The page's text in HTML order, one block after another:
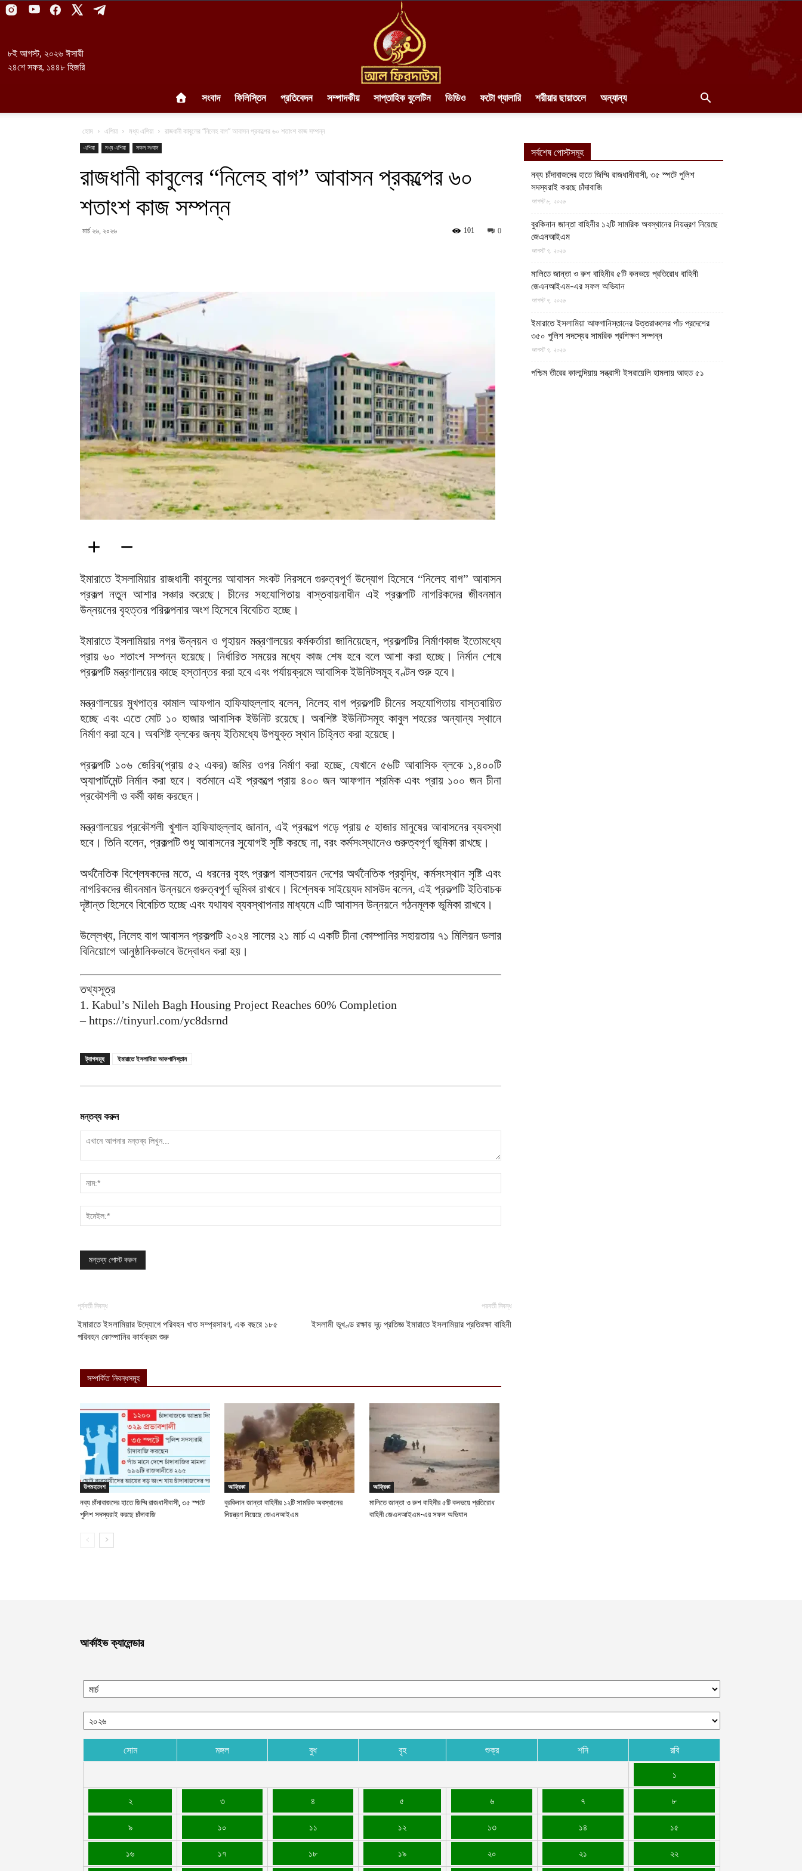
৮ই আগস্ট, ২০২৬ ঈসায়ী
২৪শে সফর, ১৪৪৮ হিজরি
সংবাদ ফিলিস্তিন প্রতিবেদন সম্পাদকীয় সাপ্তাহিক বুলেটিন ভিডিও ফটো গ্যালারি শরীয়ার ছায়াতলে অন্যান্য
হোম এশিয়া মধ্য এশিয়া রাজধানী কাবুলের “নিলেহ বাগ” আবাসন প্রকল্পের ৬০ শতাংশ কাজ সম্পন্ন
এশিয়া মধ্য এশিয়া সকল সংবাদ
রাজধানী কাবুলের “নিলেহ বাগ” আবাসন প্রকল্পের ৬০
শতাংশ কাজ সম্পন্ন
মার্চ ২৬, ২০২৬ 0
101
ইমারাতে ইসলামিয়ার রাজধানী কাবুলের আবাসন সংকট নিরসনে গুরুত্বপূর্ণ উদ্যোগ হিসেবে “নিলেহ বাগ” আবাসন
প্রকল্প নতুন আশার সঞ্চার করেছে। চীনের সহযোগিতায় বাস্তবায়নাধীন এই প্রকল্পটি নাগরিকদের জীবনমান
উন্নয়নের বৃহত্তর পরিকল্পনার অংশ হিসেবে বিবেচিত হচ্ছে।
ইমারাতে ইসলামিয়ার নগর উন্নয়ন ও গৃহায়ন মন্ত্রণালয়ের কর্মকর্তারা জানিয়েছেন, প্রকল্পটির নির্মাণকাজ ইতোমধ্যে
প্রায় ৬০ শতাংশ সম্পন্ন হয়েছে। নির্ধারিত সময়ের মধ্যে কাজ শেষ হবে বলে আশা করা হচ্ছে। নির্মান শেষে
প্রকল্পটি মন্ত্রণালয়ের কাছে হস্তান্তর করা হবে এবং পর্যায়ক্রমে আবাসিক ইউনিটসমূহ বণ্টন শুরু হবে।
মন্ত্রণালয়ের মুখপাত্র কামাল আফগান হাফিযাহুল্লাহ বলেন, নিলেহ বাগ প্রকল্পটি চীনের সহযোগিতায় বাস্তবায়িত
হচ্ছে এবং এতে মোট ১০ হাজার আবাসিক ইউনিট রয়েছে। অবশিষ্ট ইউনিটসমূহ কাবুল শহরের অন্যান্য স্থানে
নির্মাণ করা হবে। অবশিষ্ট ব্লকের জন্য ইতিমধ্যে উপযুক্ত স্থান চিহ্নিত করা হয়েছে।
প্রকল্পটি ১০৬ জেরিব(প্রায় ৫২ একর) জমির ওপর নির্মাণ করা হচ্ছে, যেখানে ৫৬টি আবাসিক ব্লকে ১,৪০০টি
অ্যাপার্টমেন্ট নির্মান করা হবে। বর্তমানে এই প্রকল্পে প্রায় ৪০০ জন আফগান শ্রমিক এবং প্রায় ১০০ জন চীনা
প্রকৌশলী ও কর্মী কাজ করছেন।
মন্ত্রণালয়ের প্রকৌশলী খুশাল হাফিযাহুল্লাহ জানান, এই প্রকল্পে গড়ে প্রায় ৫ হাজার মানুষের আবাসনের ব্যবস্থা
হবে। তিনি বলেন, প্রকল্পটি শুধু আবাসনের সুযোগই সৃষ্টি করছে না, বরং কর্মসংস্থানেও গুরুত্বপূর্ণ ভূমিকা রাখছে।
অর্থনৈতিক বিশ্লেষকদের মতে, এ ধরনের বৃহৎ প্রকল্প বাস্তবায়ন দেশের অর্থনৈতিক প্রবৃদ্ধি, কর্মসংস্থান সৃষ্টি এবং
নাগরিকদের জীবনমান উন্নয়নে গুরুত্বপূর্ণ ভূমিকা রাখবে। বিশ্লেষক সাইয়্যেদ মাসউদ বলেন, এই প্রকল্পটি ইতিবাচক
দৃষ্টান্ত হিসেবে বিবেচিত হচ্ছে এবং যথাযথ ব্যবস্থাপনার মাধ্যমে এটি আবাসন উন্নয়নে গঠনমূলক ভূমিকা রাখবে।
উল্লেখ্য, নিলেহ বাগ আবাসন প্রকল্পটি ২০২৪ সালের ২১ মার্চ এ একটি চীনা কোম্পানির সহায়তায় ৭১ মিলিয়ন ডলার
বিনিয়োগে আনুষ্ঠানিকভাবে উদ্বোধন করা হয়।
তথ্যসূত্র
1. Kabul’s Nileh Bagh Housing Project Reaches 60% Completion
– https://tinyurl.com/yc8dsrnd
ট্যাগসমূহ ইমারাতে ইসলামিয়া আফগানিস্তান
মন্তব্য করুন
পূর্ববর্তী নিবন্ধ
ইমারাতে ইসলামিয়ার উদ্যোগে পরিবহন খাত সম্প্রসারণ, এক বছরে ১৮৫
পরিবহন কোম্পানির কার্যক্রম শুরু
পরবর্তী নিবন্ধ
ইসলামী ভূখণ্ড রক্ষায় দৃঢ় প্রতিজ্ঞ ইমারাতে ইসলামিয়ার প্রতিরক্ষা বাহিনী
সম্পর্কিত নিবন্ধসমূহ
উপমহাদেশ
নব্য চাঁদাবাজদের হাতে জিম্মি রাজধানীবাসী, ৩৫ স্পটে
পুলিশ সদস্যরাই করছে চাঁদাবাজি
আফ্রিকা
বুরকিনান জান্তা বাহিনীর ১২টি সামরিক অবস্থানের
নিয়ন্ত্রণ নিয়েছে জেএনআইএম
আফ্রিকা
মালিতে জান্তা ও রুশ বাহিনীর ৫টি কনভয়ে প্রতিরোধ
বাহিনী জেএনআইএম-এর সফল অভিযান
সর্বশেষ পোস্টসমূহ
নব্য চাঁদাবাজদের হাতে জিম্মি রাজধানীবাসী, ৩৫ স্পটে পুলিশ
সদস্যরাই করছে চাঁদাবাজি
আগস্ট ৮, ২০২৬
বুরকিনান জান্তা বাহিনীর ১২টি সামরিক অবস্থানের নিয়ন্ত্রণ নিয়েছে
জেএনআইএম
আগস্ট ৭, ২০২৬
মালিতে জান্তা ও রুশ বাহিনীর ৫টি কনভয়ে প্রতিরোধ বাহিনী
জেএনআইএম-এর সফল অভিযান
আগস্ট ৭, ২০২৬
ইমারাতে ইসলামিয়া আফগানিস্তানের উত্তরাঞ্চলের পাঁচ প্রদেশের
৩৫০ পুলিশ সদস্যের সামরিক প্রশিক্ষণ সম্পন্ন
আগস্ট ৭, ২০২৬
পশ্চিম তীরের কালান্দিয়ায় সন্ত্রাসী ইসরায়েলি হামলায় আহত ৫১
আর্কাইভ ক্যালেন্ডার
সোম মঙ্গল বুধ বৃহ শুক্র শনি রবি
১
২ ৩ ৪ ৫ ৬ ৭ ৮
৯ ১০ ১১ ১২ ১৩ ১৪ ১৫
১৬ ১৭ ১৮ ১৯ ২০ ২১ ২২